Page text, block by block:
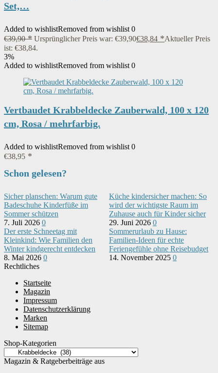
Set,…
Added to wishlistRemoved from wishlist 0
€39,90 Ursprünglicher Preis war: €39,90€38,84
Aktueller Preis
ist: €38,84.
3%
Added to wishlistRemoved from wishlist 0
Vertbaudet Krabbeldecke Zauberwald, 100 x 120
cm, Rosa / mehrfarbig.
Added to wishlistRemoved from wishlist 0
€38,95
Schon gelesen?
Sicher planschen: Warum gute
Badeschuhe Kinderfüße im
Sommer schützen
7. Juli 2026 0
Küche kindersicher machen: So
wird der wichtigste Raum im
Zuhause auch für Kinder sicher
29. Juni 2026 0
Der erste Schneetag mit
Kleinkind: Wie Familien den
Winter kindgerecht entdecken
8. Mai 2026 0
Sommerurlaub zu Hause:
Familien-Ideen für echte
Feriengefühle ohne Reisebudget
14. November 2025 0
Rechtliches
Startseite
Magazin
Impressum
Datenschutzerklärung
Marken
Sitemap
Shop-Kategorien
Magazin & Ratgeberbeiträge aus